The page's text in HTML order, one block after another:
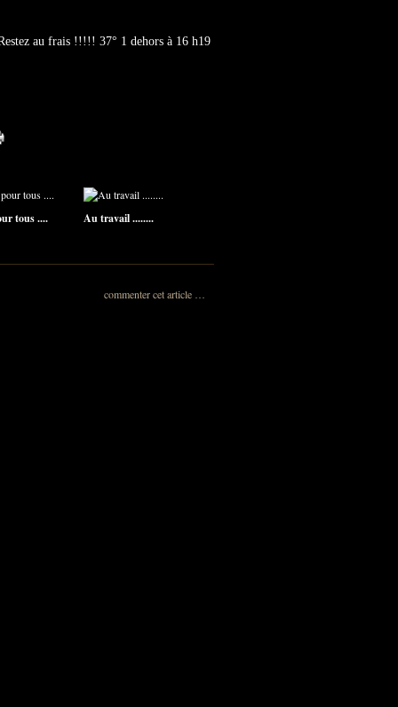
au frais !!!!! 37° 1 dehors à 16 h19
tous .... Au travail ........
commenter cet article